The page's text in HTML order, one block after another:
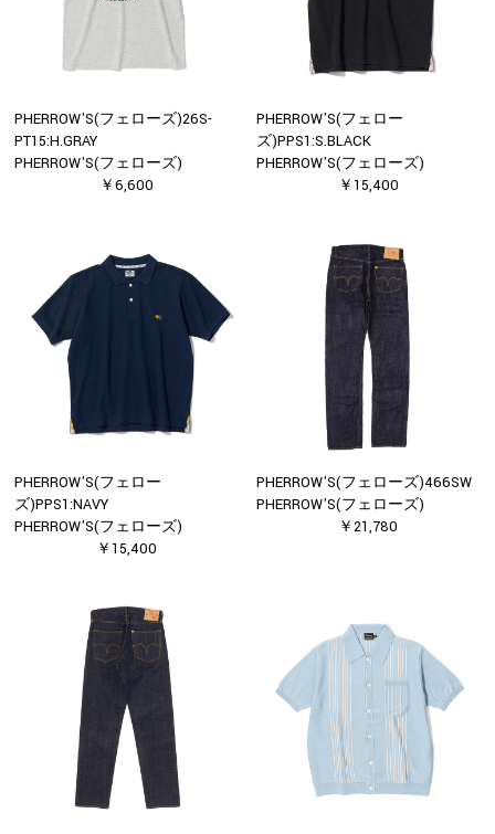
PHERROW'S(フェローズ)26S-
PT15:H.GRAY
PHERROW'S(フェローズ)
￥6,600
PHERROW'S(フェロー
ズ)PPS1:S.BLACK
PHERROW'S(フェローズ)
￥15,400
PHERROW'S(フェロー
ズ)PPS1:NAVY
PHERROW'S(フェローズ)
￥15,400
PHERROW'S(フェローズ)466SW
PHERROW'S(フェローズ)
￥21,780